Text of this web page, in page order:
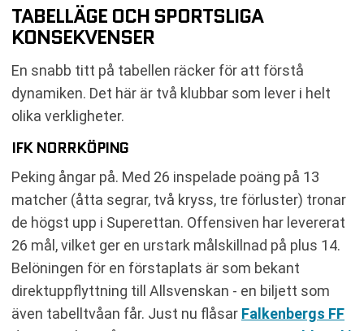
TABELLÄGE OCH SPORTSLIGA
KONSEKVENSER
En snabb titt på tabellen räcker för att förstå
dynamiken. Det här är två klubbar som lever i helt
olika verkligheter.
IFK NORRKÖPING
Peking ångar på. Med 26 inspelade poäng på 13
matcher (åtta segrar, två kryss, tre förluster) tronar
de högst upp i Superettan. Offensiven har levererat
26 mål, vilket ger en urstark målskillnad på plus 14.
Belöningen för en förstaplats är som bekant
direktuppflyttning till Allsvenskan - en biljett som
även tabelltvåan får. Just nu flåsar Falkenbergs FF